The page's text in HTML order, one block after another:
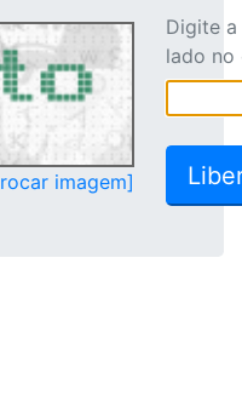
imagem]
Digite
lado no